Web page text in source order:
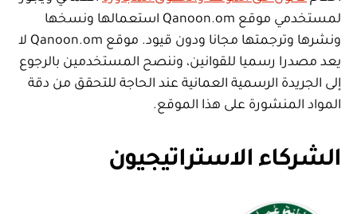
لمستخدمي موقع Qanoon.om استعمالها ونسخها
ونشرها وترجمتها مجانا ودون قيود. موقع Qanoon.om لا
يعد مصدرا رسميا للقوانين، وننصح المستخدمين بالرجوع
إلى الجريدة الرسمية العمانية عند الحاجة للتحقق من دقة
المواد المنشورة على هذا الموقع.
الشركاء الاستراتيجيون